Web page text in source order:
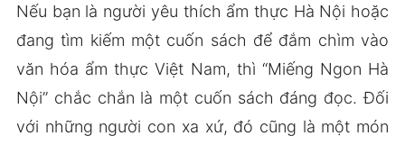
Nếu bạn là người yêu thích ẩm thực Hà Nội hoặc
đang tìm kiếm một cuốn sách để đắm chìm vào
văn hóa ẩm thực Việt Nam, thì “Miếng Ngon Hà
Nội” chắc chắn là một cuốn sách đáng đọc. Đối
với những người con xa xứ, đó cũng là một món